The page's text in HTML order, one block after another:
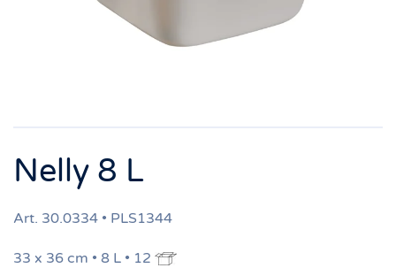
Nelly 8 L
Art. 30.0334 • PLS1344
33 x 36 cm • 8 L • 12